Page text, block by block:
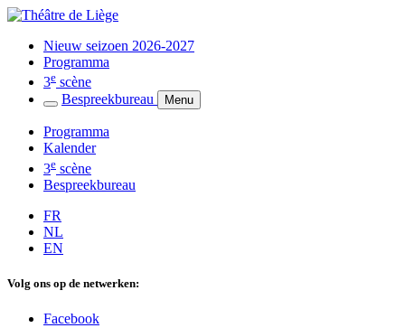
Nieuw seizoen 2026-2027
Programma
3e scène
Bespreekbureau
Menu
Programma
Kalender
3e scène
Bespreekbureau
FR
NL
EN
Volg ons op de netwerken:
Facebook